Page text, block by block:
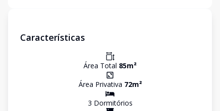
Características
Área Total 85m²
Área Privativa 72m²
3 Dormitórios